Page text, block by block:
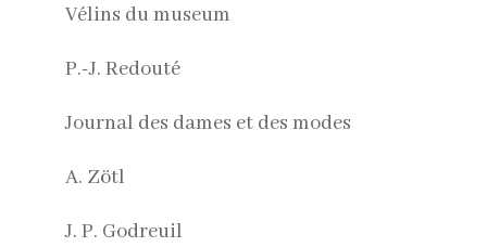
Vélins du museum
P.-J. Redouté
Journal des dames et des modes
A. Zötl
J. P. Godreuil